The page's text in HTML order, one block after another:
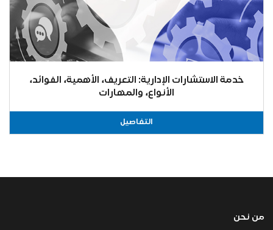
خدمة الاستشارات الإدارية: التعريف، الأهمية، الفوائد،
الأنواع، والمهارات
التفاصيل
من نحن